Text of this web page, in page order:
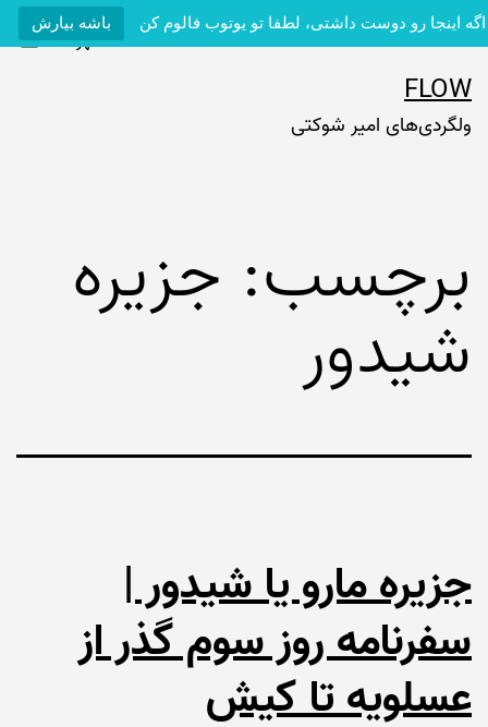
اگه اینجا رو دوست داشتی، لطفا تو یوتوب فالوم کن باشه بیارش
محتوا
FLOW
ولگردی‌های امیر شوکتی
فهرست
برچسب: جزیره
شیدور
جزیره مارو یا شیدور |
سفرنامه روز سوم گذر از
عسلویه تا کیش